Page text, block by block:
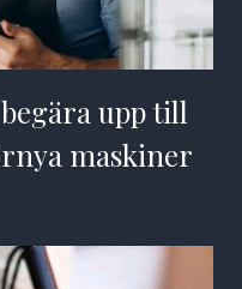
upp till
maskiner